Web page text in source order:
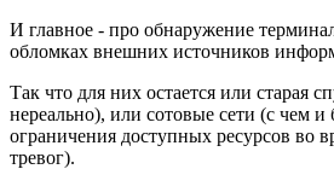
И главное - про обнаружение
обломках внешних источников
Так что для них остается или старая
нереально), или сотовые сети (с чем и
ограничения доступных ресурсов во
тревог).